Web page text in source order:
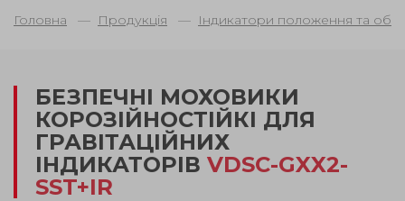
Головна Продукція Індикатори положення та
БЕЗПЕЧНІ МОХОВИКИ
КОРОЗІЙНОСТІЙКІ ДЛЯ
ГРАВІТАЦІЙНИХ
ІНДИКАТОРІВ VDSC-GXX2-
SST+IR